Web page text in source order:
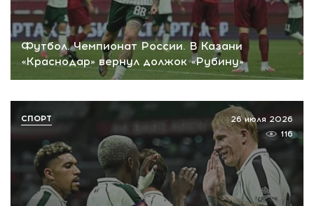
Футбол. Чемпионат России. В Казани
«Краснодар» вернул должок «Рубину»
26 июля 2026
116
СПОРТ